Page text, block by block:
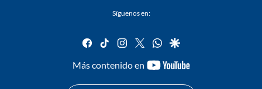
Síguenos en:
facebook
tiktok instagram
twitterwhatsapp
google
Más contenido en
youtube-